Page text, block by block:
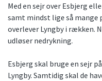
Med en sejr over Esbjerg
samt mindst lige så mange
overlever Lyngby i rækken.
udløser nedrykning.
Esbjerg skal bruge en sejr
Lyngby. Samtidig skal de